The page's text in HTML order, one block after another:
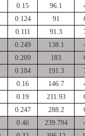
0.15 96.1
0.124 91
0.111 91.3
0.249 138.1
0.209 183
0.184 191.3
0.16 146.7
0.19 211.93
0.247 288.2
0.46 239.794